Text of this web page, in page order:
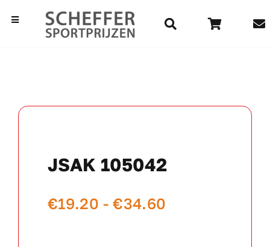
naarToggle
Navigation
Medailles
Kampioensschalen
JSAK 105042
€19.20 - €34.60